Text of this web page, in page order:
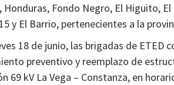
Honduras, Fondo Negro, El Higuito,
y El Barrio, pertenecientes a la
18 de junio, las brigadas de ETED
preventivo y reemplazo de
69 kV La Vega – Constanza, en